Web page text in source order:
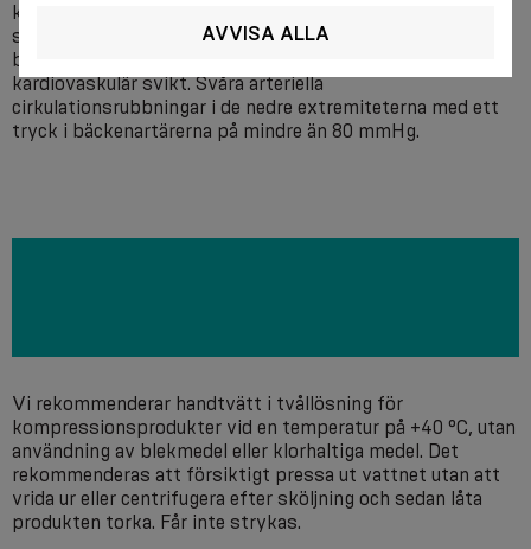
komponentmaterial. Lokala hudåkommor i benen, trofiska
sår av icke-venös etiologi, akuta mjukdelsinfektioner i
benen, inklusive erysipelas. Dekompenserad
kardiovaskulär svikt. Svåra arteriella
cirkulationsrubbningar i de nedre extremiteterna med ett
tryck i bäckenartärerna på mindre än 80 mmHg.
Vi rekommenderar handtvätt i tvållösning för
kompressionsprodukter vid en temperatur på +40 °C, utan
användning av blekmedel eller klorhaltiga medel. Det
rekommenderas att försiktigt pressa ut vattnet utan att
vrida ur eller centrifugera efter sköljning och sedan låta
produkten torka. Får inte strykas.
AVVISA ALLA